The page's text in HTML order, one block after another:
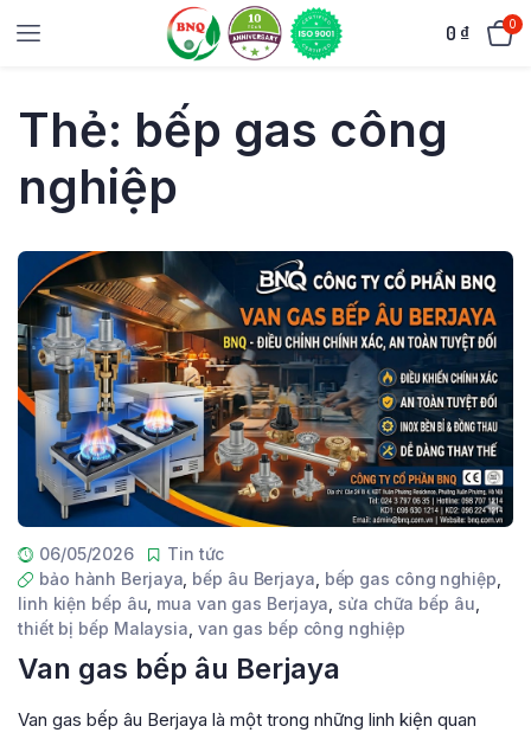
0 ₫ 0
Thẻ: bếp gas công
nghiệp
06/05/2026
Tin tức
bảo hành Berjaya, bếp âu Berjaya, bếp gas công nghiệp,
linh kiện bếp âu, mua van gas Berjaya, sửa chữa bếp âu,
thiết bị bếp Malaysia, van gas bếp công nghiệp
Van gas bếp âu Berjaya
Van gas bếp âu Berjaya là một trong những linh kiện quan